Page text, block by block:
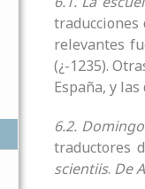
traducciones
relevantes
(¿-1235).
España, y
6.2.
traductores
scientiis. De